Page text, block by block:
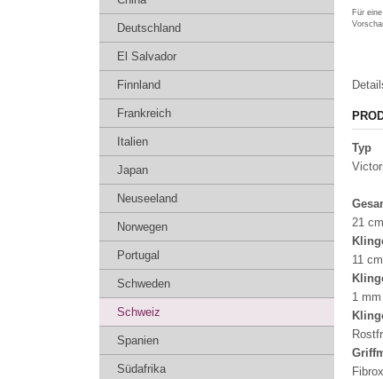
Für
Typ
21 cm
11 cm
1 mm
Fibrox
Deutschland
El Salvador
Finnland
Frankreich
Italien
Japan
Neuseeland
Norwegen
Portugal
Schweden
Schweiz
Spanien
Südafrika